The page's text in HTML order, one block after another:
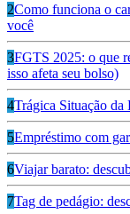
2Como funciona o
você
3FGTS 2025: o que
isso afeta seu bolso)
4Trágica Situação
5Empréstimo com
6Viajar barato:
7Tag de pedágio: